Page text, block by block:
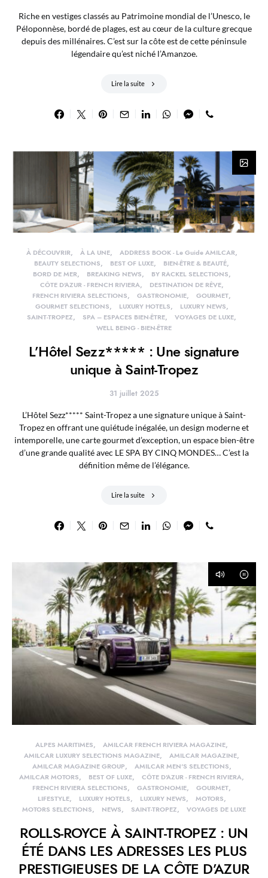
Riche en vestiges classés au Patrimoine mondial de l’Unesco, le
Péloponnèse, bordé de plages, est au cœur de la culture grecque
depuis des millénaires. C’est sur la côte est de cette péninsule
légendaire qu’est niché l’Amanzoe.
Lire la suite
À DÉCOUVRIR À LA UNE
ADDRESS BOOK - Le Guide AMILCAR
BEAUTY SELECTIONS
BEST OF LUXE
BIEN-ÊTRE & BEAUTÉ
BORD DE MER
BREAKING NEWS
BY RACKEL SELECTIONS
CÔTE D'AZUR - FRENCH RIVIERA
DESTINATION DE RÊVE
FRENCH RIVIERA SELECTIONS
GASTRONOMIE
GOURMET
GOURMET SELECTIONS
LUXURY HOTELS
LUXURY NEWS
SAINT-TROPEZ
SPA – ESPACES BIEN-ÊTRE
VOYAGES DE LUXE
WELL BEING - BIEN-ÊTRE
L’Hôtel Sezz***** : Une signature
unique à Saint-Tropez
31 juillet 2025
L’Hôtel Sezz***** Saint-Tropez a une signature unique à Saint-
Tropez en offrant une quiétude inégalée, un design moderne et
intemporelle, une carte gourmet d’exception, un espace bien-être
d’une grande qualité avec LE SPA BY CINQ MONDES… C’est la
définition même de l’élégance.
Lire la suite
ALPES MARITIMES
AMILCAR FRENCH RIVIERA MAGAZINE
AMILCAR LUXURY SELECTIONS MAGAZINE
AMILCAR MAGAZINE
AMILCAR MAGAZINE GROUP
AMILCAR MEN'S SELECTIONS
AMILCAR MOTORS
BEST OF LUXE
CÔTE D'AZUR - FRENCH RIVIERA
FRENCH RIVIERA SELECTIONS
GASTRONOMIE
GOURMET
LIFESTYLE
LUXURY HOTELS LUXURY NEWS
MOTORS
MOTORS SELECTIONS
NEWS SAINT-TROPEZ VOYAGES DE LUXE
ROLLS-ROYCE À SAINT-TROPEZ : UN
ÉTÉ DANS LES ADRESSES LES PLUS
PRESTIGIEUSES DE LA CÔTE D’AZUR